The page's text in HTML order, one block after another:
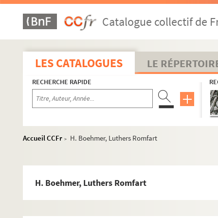
Catalogue collectif de
LES CATALOGUES LE
RECHERCHE RAPIDE
Accueil CCFr >
H. Boehmer, Luthers Romfart
H. Boehmer, Luthers Romfart
J. Gottschieck, Luthers Theologie
E. Waitz, Georg Waitz, ein Lebens : u.
J. Viénot, Promenades à travers le Paris des
P. Blok, Geschiedenis van de nederlandsche Volk,
J. Pannier, Jonas Hambraeus
H. Rinn u. Jüngst, Kirchengeschichtliches
K. Heussi, Kompendium der Kirchengeschichte, 3e
J. Anglade, La bataille de Muret (1213)
J. Ficker, Kreusbüchlein von Graf Sigismund von
Castellion, Séb. Traite des hérétiques, éd. par A.